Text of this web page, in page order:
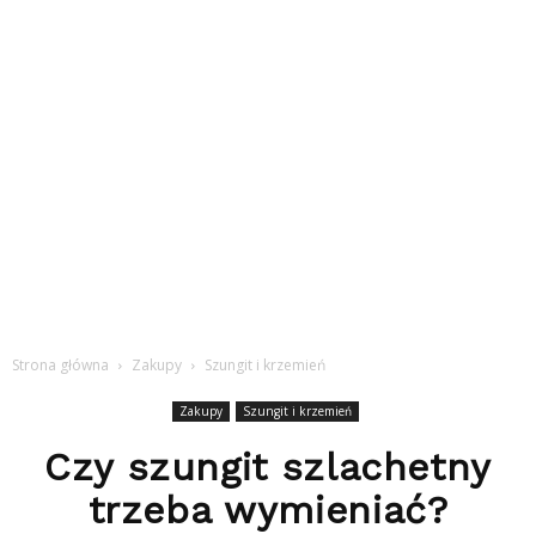
Strona główna Zakupy Szungit i krzemień
Zakupy Szungit i krzemień
Czy szungit szlachetny
trzeba wymieniać?